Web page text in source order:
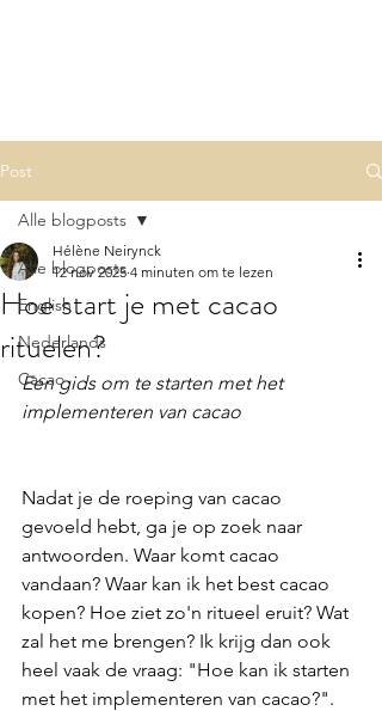
Post
Alle blogposts
English
Nederlands
Cacao
Alle blogposts
Hoe start je met cacao
rituelen?
Hélène Neirynck
12 nov 2025 4 minuten om te lezen
Een gids om te starten met het
implementeren van cacao
Nadat je de roeping van cacao
gevoeld hebt, ga je op zoek naar
antwoorden. Waar komt cacao
vandaan? Waar kan ik het best cacao
kopen? Hoe ziet zo'n ritueel eruit? Wat
zal het me brengen? Ik krijg dan ook
heel vaak de vraag: "Hoe kan ik starten
met het implementeren van cacao?".